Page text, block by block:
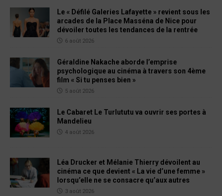
Le « Défilé Galeries Lafayette » revient sous les
arcades de la Place Masséna de Nice pour
dévoiler toutes les tendances de la rentrée
6 août 2026
Géraldine Nakache aborde l’emprise
psychologique au cinéma à travers son 4ème
film « Si tu penses bien »
5 août 2026
Le Cabaret Le Turlututu va ouvrir ses portes à
Mandelieu
4 août 2026
Léa Drucker et Mélanie Thierry dévoilent au
cinéma ce que devient « La vie d’une femme »
lorsqu’elle ne se consacre qu’aux autres
3 août 2026